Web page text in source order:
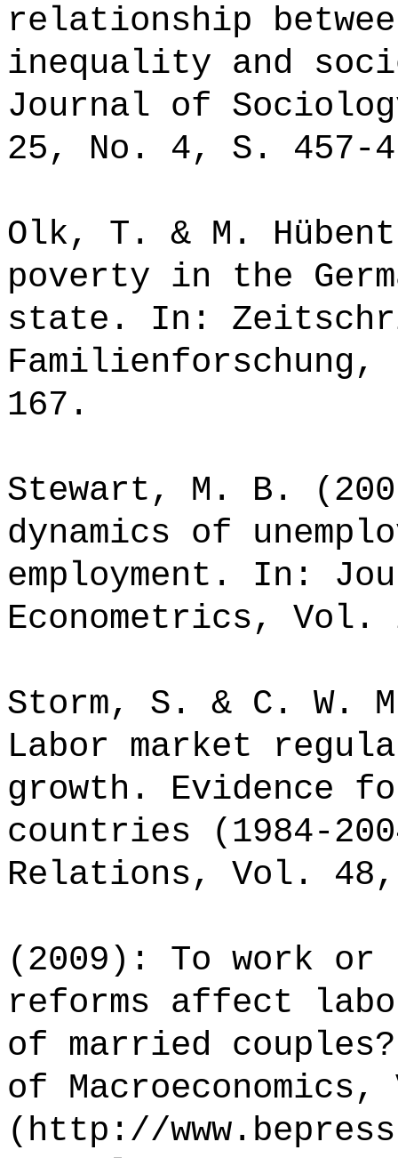
relationship
inequality and
Journal of
25, No. 4, S. 457-
Olk, T. & M.
poverty in the
state. In:
167.
Stewart, M. B.
dynamics of
employment. In:
Econometrics,
Storm, S. & C. W.
Labor market
growth. Evidence
countries (1984-
Relations, Vol.
(2009): To work
reforms affect
of married
of
(http://